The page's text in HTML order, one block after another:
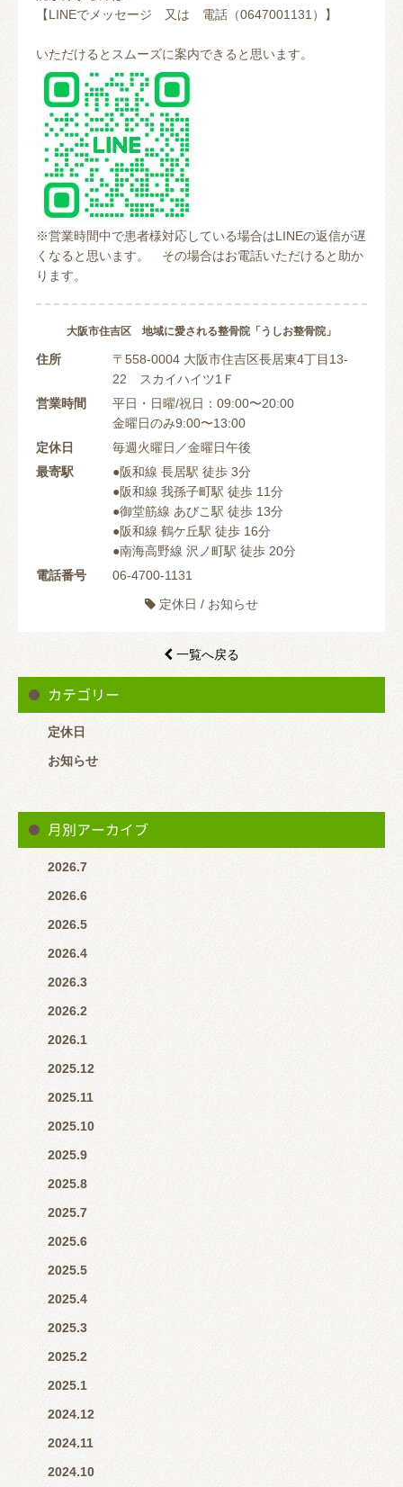
【LINEでメッセージ 又は 電話（0647001131）】
いただけるとスムーズに案内できると思います。
※営業時間中で患者様対応している場合はLINEの返信が遅
くなると思います。 その場合はお電話いただけると助か
ります。
大阪市住吉区 地域に愛される整骨院「うしお整骨院」
住所
〒558-0004 大阪市住吉区長居東4丁目13-
22 スカイハイツ1Ｆ
営業時間
平日・日曜/祝日：09:00〜20:00
金曜日のみ9:00〜13:00
定休日
毎週火曜日／金曜日午後
最寄駅
●阪和線 長居駅 徒歩 3分
●阪和線 我孫子町駅 徒歩 11分
●御堂筋線 あびこ駅 徒歩 13分
●阪和線 鶴ケ丘駅 徒歩 16分
●南海高野線 沢ノ町駅 徒歩 20分
電話番号
06-4700-1131
 定休日 / お知らせ
 一覧へ戻る
カテゴリー
定休日
お知らせ
月別アーカイブ
2026.7
2026.6
2026.5
2026.4
2026.3
2026.2
2026.1
2025.12
2025.11
2025.10
2025.9
2025.8
2025.7
2025.6
2025.5
2025.4
2025.3
2025.2
2025.1
2024.12
2024.11
2024.10